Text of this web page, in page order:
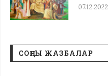
07.12.2022
СОҢҒЫ ЖАЗБАЛАР